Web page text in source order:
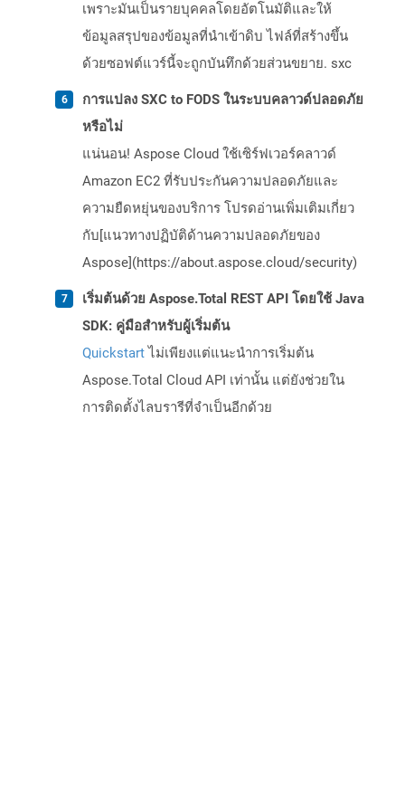
เพราะมันเป็นรายบุคคลโดยอัตโนมัติและให้
ข้อมูลสรุปของข้อมูลที่นำเข้าดิบ ไฟล์ที่สร้างขึ้น
ด้วยซอฟต์แวร์นี้จะถูกบันทึกด้วยส่วนขยาย. sxc
การแปลง SXC to FODS ในระบบคลาวด์ปลอดภัย
หรือไม่
แน่นอน! Aspose Cloud ใช้เซิร์ฟเวอร์คลาวด์
Amazon EC2 ที่รับประกันความปลอดภัยและ
ความยืดหยุ่นของบริการ โปรดอ่านเพิ่มเติมเกี่ยว
กับ[แนวทางปฏิบัติด้านความปลอดภัยของ
Aspose](https://about.aspose.cloud/security)
เริ่มต้นด้วย Aspose.Total REST API โดยใช้ Java
SDK: คู่มือสำหรับผู้เริ่มต้น
Quickstartไม่เพียงแต่แนะนำการเริ่มต้น
Aspose.Total Cloud API เท่านั้น แต่ยังช่วยใน
การติดตั้งไลบรารีที่จำเป็นอีกด้วย